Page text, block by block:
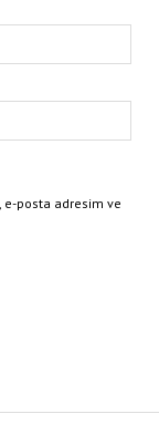
e-posta adresim ve